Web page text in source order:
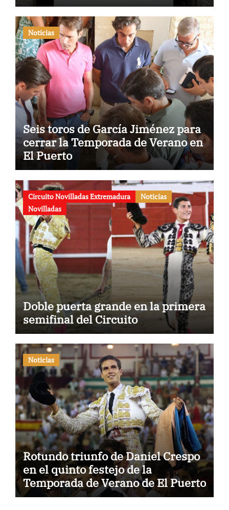
Noticias
Seis toros de García Jiménez para
cerrar la Temporada de Verano en
El Puerto
Circuito Novilladas Extremadura
Noticias
Novilladas
Doble puerta grande en la primera
semifinal del Circuito
Noticias
Rotundo triunfo de Daniel Crespo
en el quinto festejo de la
Temporada de Verano de El Puerto